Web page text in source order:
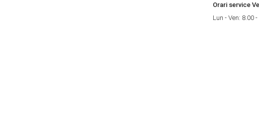
Orari service
Lun - Ven: 8.00